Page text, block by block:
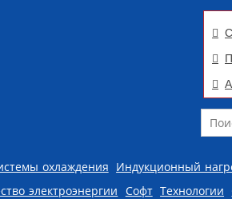
Поиск
охлаждения Индукционный
электроэнергии Софт Технологии